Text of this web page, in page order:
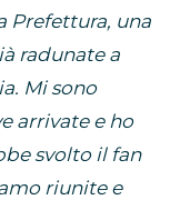
Prefettura, una
radunate a
Mi sono
arrivate e ho
svolto il fan
riunite e